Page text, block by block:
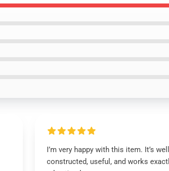
I’m very happy with this item. It’s
constructed, useful, and works